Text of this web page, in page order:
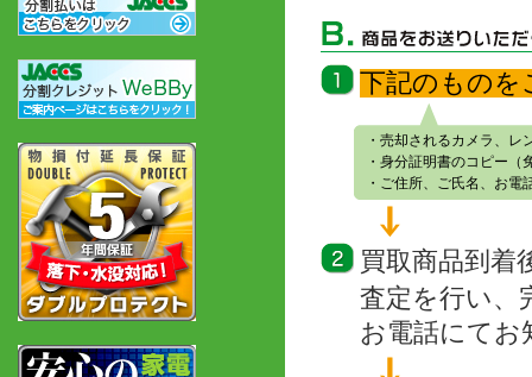
下記のものを
・売却されるカメラ、
・身分証明書のコピー
・ご住所、ご氏名、お
買取商品到着
査定を行い、
お電話にてお